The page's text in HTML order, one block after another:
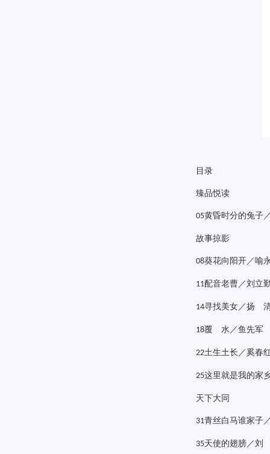
目录
臻品悦读
05黄昏时分的兔子
故事掠影
08葵花向阳开／喻
11配音老曹／刘立
14寻找美女／扬
18覆 水／鱼先军
22土生土长／奚春
25这里就是我的家
天下大同
31青丝白马谁家子
35天使的翅膀／